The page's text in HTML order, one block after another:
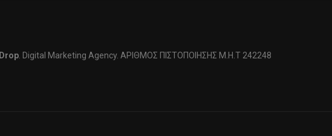
Drop . Digital Marketing Agency. ΑΡΙΘΜΟΣ ΠΙΣΤΟΠΟΙΗΣΗΣ Μ.Η.Τ 242248